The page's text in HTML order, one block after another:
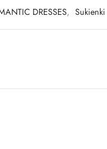
DRESSES, Sukienki